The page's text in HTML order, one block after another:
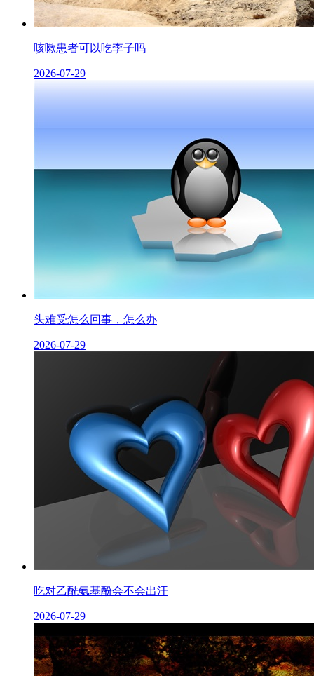
咳嗽患者可以吃李子吗
2026-07-29
头难受怎么回事，怎么办
2026-07-29
吃对乙酰氨基酚会不会出汗
2026-07-29